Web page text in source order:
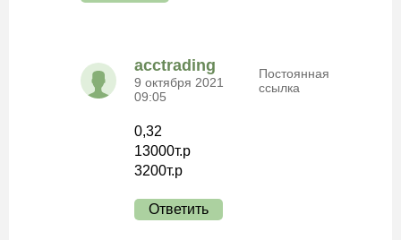
acctrading
9 октября 2021
09:05
Постоянная
ссылка
0,32
13000т.р
3200т.р
Ответить